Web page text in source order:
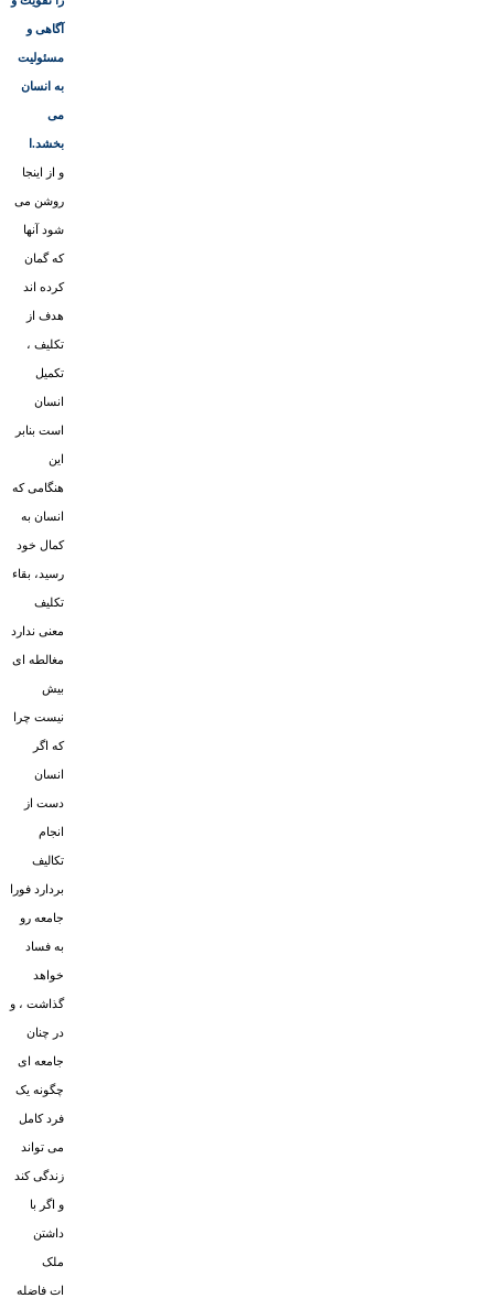
آگاهى و
مسئولیت
به انسان
مى
بخشد.ا
و از اینجا
روشن مى
شود آنها
که گمان
کرده اند
هدف از
تکلیف ،
تکمیل
انسان
است بنابر
این
هنگامى که
انسان به
کمال خود
رسید، بقاء
تکلیف
معنى ندارد
مغالطه اى
بیش
نیست چرا
که اگر
انسان
دست از
انجام
تکالیف
بردارد فورا
جامعه رو
به فساد
خواهد
گذاشت ، و
در چنان
جامعه اى
چگونه یک
فرد کامل
مى تواند
زندگى کند
و اگر با
داشتن
ملک
ات فاضله